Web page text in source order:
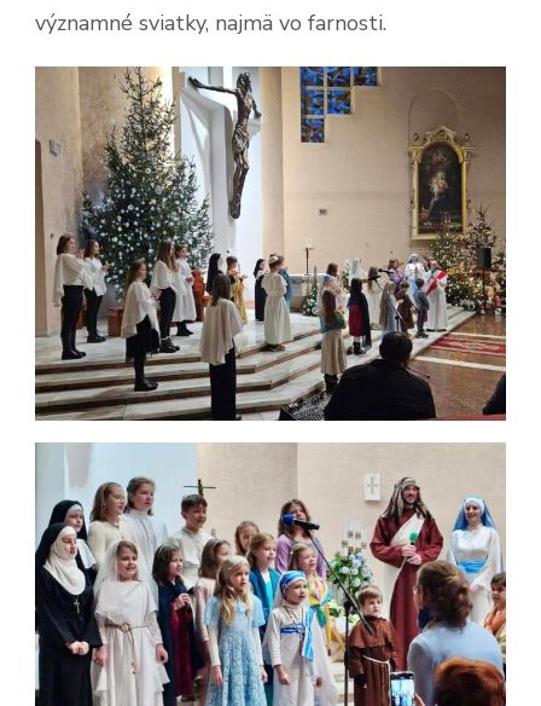
významné sviatky, najmä vo farnosti.